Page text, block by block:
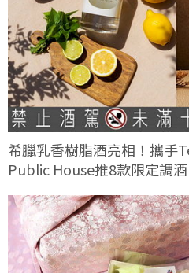
希臘乳香樹脂酒亮相！攜手
Public House推8款限定調酒